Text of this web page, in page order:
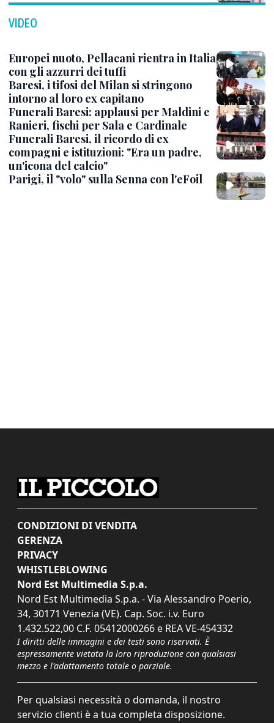
VIDEO
Europei nuoto, Pellacani rientra in Italia
con gli azzurri dei tuffi
Baresi, i tifosi del Milan si stringono
intorno al loro ex capitano
Funerali Baresi: applausi per Maldini e
Ranieri, fischi per Sala e Cardinale
Funerali Baresi, il ricordo di ex
compagni e istituzioni: "Era un padre,
un'icona del calcio"
Parigi, il "volo" sulla Senna con l'eFoil
CONDIZIONI DI VENDITA
GERENZA
PRIVACY
WHISTLEBLOWING
Nord Est Multimedia S.p.a.
Nord Est Multimedia S.p.a. - Via Alessandro Poerio,
34, 30171 Venezia (VE). Cap. Soc. i.v. Euro
1.432.522,00 C.F. 05412000266 e REA VE-454332
I diritti delle immagini e dei testi sono riservati. È
espressamente vietata la loro riproduzione con qualsiasi
mezzo e l'adattamento totale o parziale.
Per qualsiasi necessità o domanda, il nostro
servizio clienti è a tua completa disposizione.